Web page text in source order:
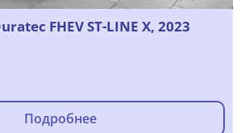
FHEV ST-LINE X, 2023
Подробнее